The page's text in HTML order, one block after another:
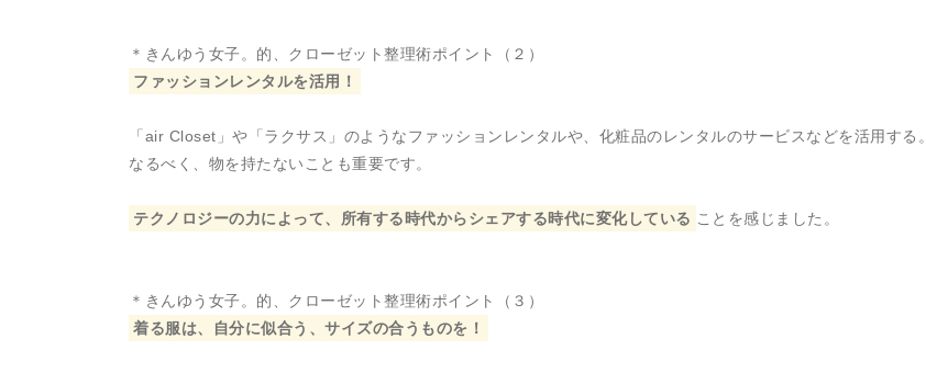
＊きんゆう女子。的、クローゼット整理術ポイント（２）
ファッションレンタルを活用！
「air Closet」や「ラクサス」のようなファッションレンタルや、化粧品のレンタルのサービスなどを活用する。
なるべく、物を持たないことも重要です。
テクノロジーの力によって、所有する時代からシェアする時代に変化している ことを感じました。
＊きんゆう女子。的、クローゼット整理術ポイント（３）
着る服は、自分に似合う、サイズの合うものを！